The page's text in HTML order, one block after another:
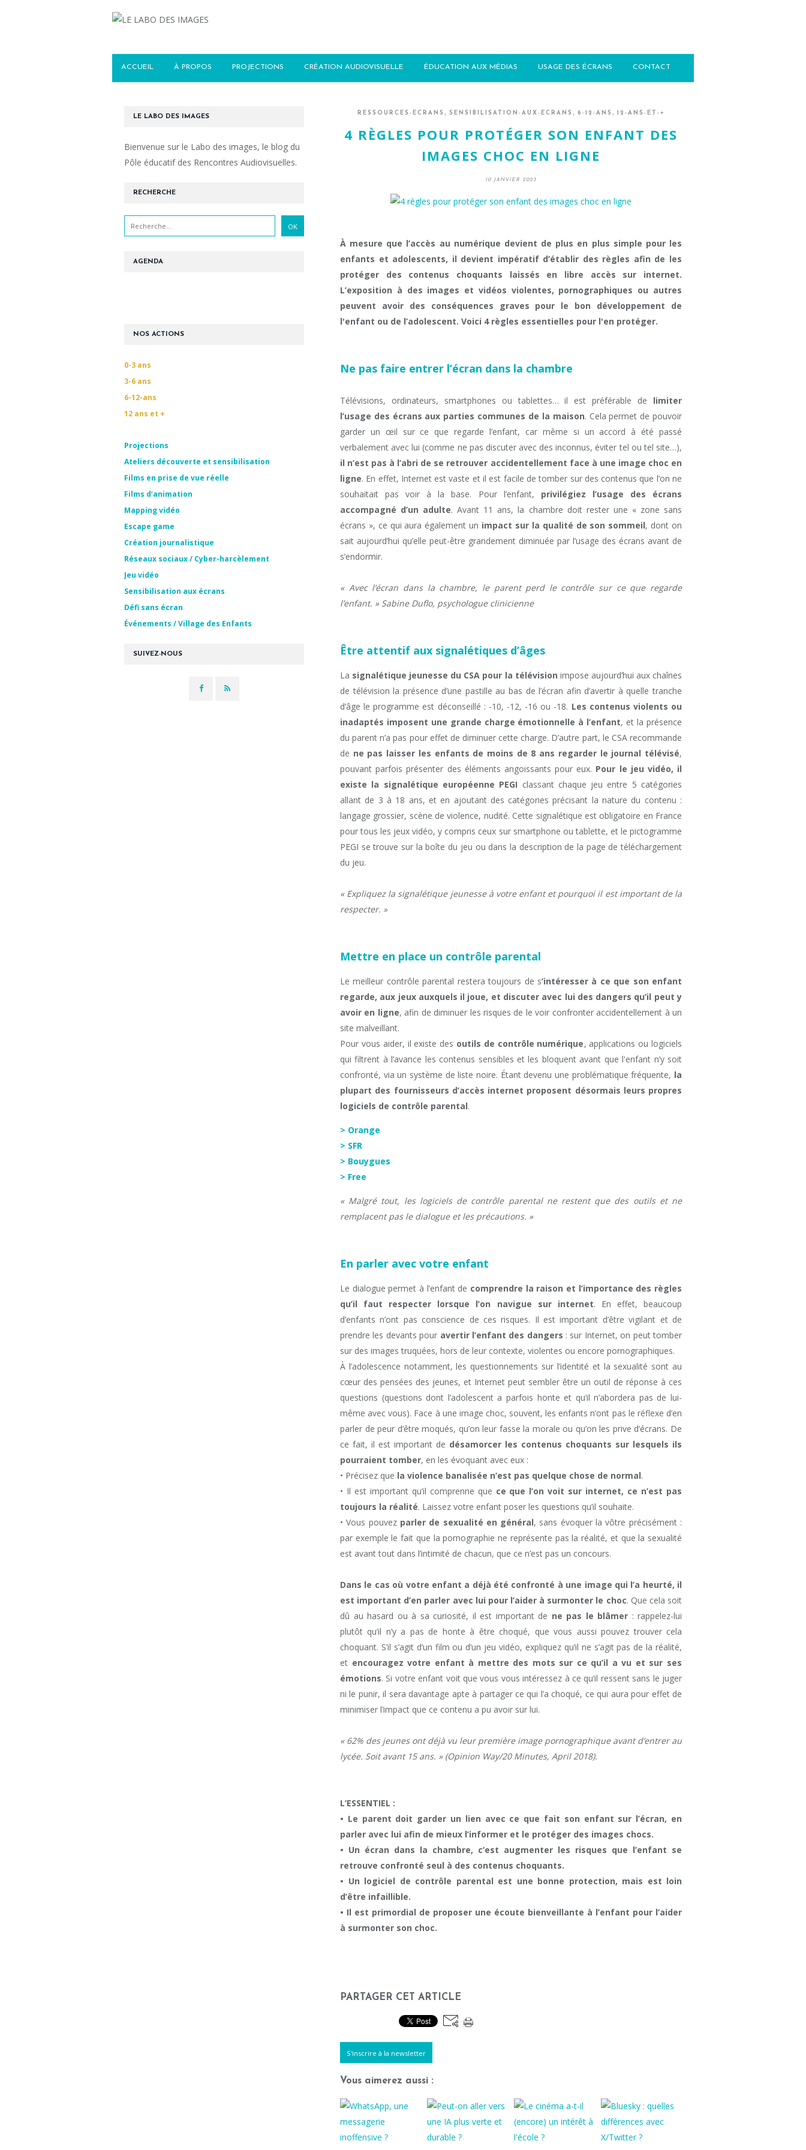
ACCUEIL À PROPOS PROJECTIONS CRÉATION AUDIOVISUELLE ÉDUCATION AUX MÉDIAS USAGE DES ÉCRANS CONTACT
RESSOURCES-ECRANS , SENSIBILISATION-AUX-ECRANS , 6-12-ANS , 12-ANS-ET-+
4 RÈGLES POUR PROTÉGER SON ENFANT DES
IMAGES CHOC EN LIGNE
10 JANVIER 2023
À mesure que l’accès au numérique devient de plus en plus simple pour les
enfants et adolescents, il devient impératif d’établir des règles afin de les
protéger des contenus choquants laissés en libre accès sur internet.
L’exposition à des images et vidéos violentes, pornographiques ou autres
peuvent avoir des conséquences graves pour le bon développement de
l'enfant ou de l’adolescent. Voici 4 règles essentielles pour l'en protéger.
Ne pas faire entrer l’écran dans la chambre
Télévisions, ordinateurs, smartphones ou tablettes… il est préférable de limiter
l’usage des écrans aux parties communes de la maison. Cela permet de pouvoir
garder un œil sur ce que regarde l’enfant, car même si un accord à été passé
verbalement avec lui (comme ne pas discuter avec des inconnus, éviter tel ou tel site…),
il n’est pas à l’abri de se retrouver accidentellement face à une image choc en
ligne. En effet, Internet est vaste et il est facile de tomber sur des contenus que l’on ne
souhaitait pas voir à la base. Pour l’enfant, privilégiez l’usage des écrans
accompagné d’un adulte. Avant 11 ans, la chambre doit rester une « zone sans
écrans », ce qui aura également un impact sur la qualité de son sommeil, dont on
sait aujourd’hui qu’elle peut-être grandement diminuée par l’usage des écrans avant de
s’endormir.
« Avec l’écran dans la chambre, le parent perd le contrôle sur ce que regarde
l’enfant. » Sabine Duflo, psychologue clinicienne
Être attentif aux signalétiques d’âges
La signalétique jeunesse du CSA pour la télévision impose aujourd’hui aux chaînes
de télévision la présence d’une pastille au bas de l’écran afin d’avertir à quelle tranche
d’âge le programme est déconseillé : -10, -12, -16 ou -18. Les contenus violents ou
inadaptés imposent une grande charge émotionnelle à l’enfant, et la présence
du parent n’a pas pour effet de diminuer cette charge. D’autre part, le CSA recommande
de ne pas laisser les enfants de moins de 8 ans regarder le journal télévisé,
pouvant parfois présenter des éléments angoissants pour eux. Pour le jeu vidéo, il
existe la signalétique européenne PEGI classant chaque jeu entre 5 catégories
allant de 3 à 18 ans, et en ajoutant des catégories précisant la nature du contenu :
langage grossier, scène de violence, nudité. Cette signalétique est obligatoire en France
pour tous les jeux vidéo, y compris ceux sur smartphone ou tablette, et le pictogramme
PEGI se trouve sur la boîte du jeu ou dans la description de la page de téléchargement
du jeu.
« Expliquez la signalétique jeunesse à votre enfant et pourquoi il est important de la
respecter. »
Mettre en place un contrôle parental
Le meilleur contrôle parental restera toujours de s’intéresser à ce que son enfant
regarde, aux jeux auxquels il joue, et discuter avec lui des dangers qu’il peut y
avoir en ligne, afin de diminuer les risques de le voir confronter accidentellement à un
site malveillant.
Pour vous aider, il existe des outils de contrôle numérique, applications ou logiciels
qui filtrent à l’avance les contenus sensibles et les bloquent avant que l'enfant n’y soit
confronté, via un système de liste noire. Étant devenu une problématique fréquente, la
plupart des fournisseurs d’accès internet proposent désormais leurs propres
logiciels de contrôle parental.
> Orange
> SFR
> Bouygues
> Free
« Malgré tout, les logiciels de contrôle parental ne restent que des outils et ne
remplacent pas le dialogue et les précautions. »
En parler avec votre enfant
Le dialogue permet à l’enfant de comprendre la raison et l’importance des règles
qu’il faut respecter lorsque l’on navigue sur internet. En effet, beaucoup
d’enfants n’ont pas conscience de ces risques. Il est important d’être vigilant et de
prendre les devants pour avertir l’enfant des dangers : sur Internet, on peut tomber
sur des images truquées, hors de leur contexte, violentes ou encore pornographiques.
À l’adolescence notamment, les questionnements sur l’identité et la sexualité sont au
cœur des pensées des jeunes, et Internet peut sembler être un outil de réponse à ces
questions (questions dont l’adolescent a parfois honte et qu’il n’abordera pas de lui-
même avec vous). Face à une image choc, souvent, les enfants n’ont pas le réflexe d’en
parler de peur d’être moqués, qu’on leur fasse la morale ou qu’on les prive d’écrans. De
ce fait, il est important de désamorcer les contenus choquants sur lesquels ils
pourraient tomber, en les évoquant avec eux :
• Précisez que la violence banalisée n’est pas quelque chose de normal.
• Il est important qu’il comprenne que ce que l’on voit sur internet, ce n’est pas
toujours la réalité. Laissez votre enfant poser les questions qu’il souhaite.
• Vous pouvez parler de sexualité en général, sans évoquer la vôtre précisément :
par exemple le fait que la pornographie ne représente pas la réalité, et que la sexualité
est avant tout dans l’intimité de chacun, que ce n’est pas un concours.
Dans le cas où votre enfant a déjà été confronté à une image qui l’a heurté, il
est important d’en parler avec lui pour l’aider à surmonter le choc. Que cela soit
dû au hasard ou à sa curiosité, il est important de ne pas le blâmer : rappelez-lui
plutôt qu’il n’y a pas de honte à être choqué, que vous aussi pouvez trouver cela
choquant. S’il s’agit d’un film ou d’un jeu vidéo, expliquez qu’il ne s’agit pas de la réalité,
et encouragez votre enfant à mettre des mots sur ce qu’il a vu et sur ses
émotions. Si votre enfant voit que vous vous intéressez à ce qu’il ressent sans le juger
ni le punir, il sera davantage apte à partager ce qui l’a choqué, ce qui aura pour effet de
minimiser l’impact que ce contenu a pu avoir sur lui.
« 62% des jeunes ont déjà vu leur première image pornographique avant d’entrer au
lycée. Soit avant 15 ans. » (Opinion Way/20 Minutes, April 2018).
L’ESSENTIEL :
• Le parent doit garder un lien avec ce que fait son enfant sur l’écran, en
parler avec lui afin de mieux l’informer et le protéger des images chocs.
• Un écran dans la chambre, c’est augmenter les risques que l’enfant se
retrouve confronté seul à des contenus choquants.
• Un logiciel de contrôle parental est une bonne protection, mais est loin
d’être infaillible.
• Il est primordial de proposer une écoute bienveillante à l’enfant pour l’aider
à surmonter son choc.
PARTAGER CET ARTICLE
S'inscrire à la newsletter
Vous aimerez aussi :
SUIVEZ-NOUS
RECHERCHE
LE LABO DES IMAGES
Bienvenue sur le Labo des images, le blog du
Pôle éducatif des Rencontres Audiovisuelles.
NOS ACTIONS
0-3 ans
3-6 ans
6-12-ans
12 ans et +
Projections
Ateliers découverte et sensibilisation
Films en prise de vue réelle
Films d’animation
Mapping vidéo
Escape game
Création journalistique
Réseaux sociaux / Cyber-harcèlement
Jeu vidéo
Sensibilisation aux écrans
Défi sans écran
Événements / Village des Enfants
AGENDA